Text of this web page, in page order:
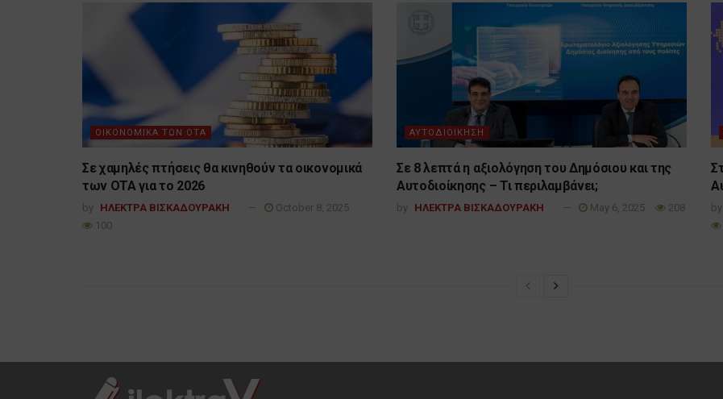
ΟΙΚΟΝΟΜΙΚΑ ΤΩΝ ΟΤΑ
Σε χαμηλές πτήσεις θα κινηθούν τα οικονομικά
των ΟΤΑ για το 2026
by ΗΛΕΚΤΡΑ ΒΙΣΚΑΔΟΥΡΑΚΗ
October 8, 2025
100
ΑΥΤΟΔΙΟΙΚΗΣΗ
Σε 8 λεπτά η αξιολόγηση του Δημόσιου και της
Αυτοδιοίκησης – Τι περιλαμβάνει;
by ΗΛΕΚΤΡΑ ΒΙΣΚΑΔΟΥΡΑΚΗ May 6, 2025 208 by